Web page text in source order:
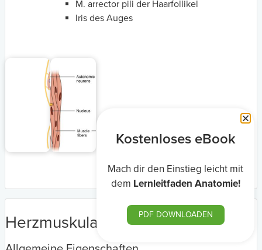
M. arrector pili der Haarfollikel
Iris des Auges
Herzmuskulatur
Kostenloses eBook
Mach dir den Einstieg leicht mit
dem Lernleitfaden Anatomie!
PDF DOWNLOADEN